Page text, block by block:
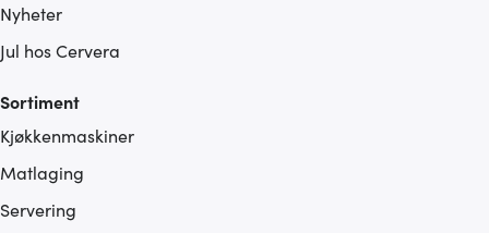
Nyheter
Jul hos Cervera
Sortiment
Kjøkkenmaskiner
Matlaging
Servering